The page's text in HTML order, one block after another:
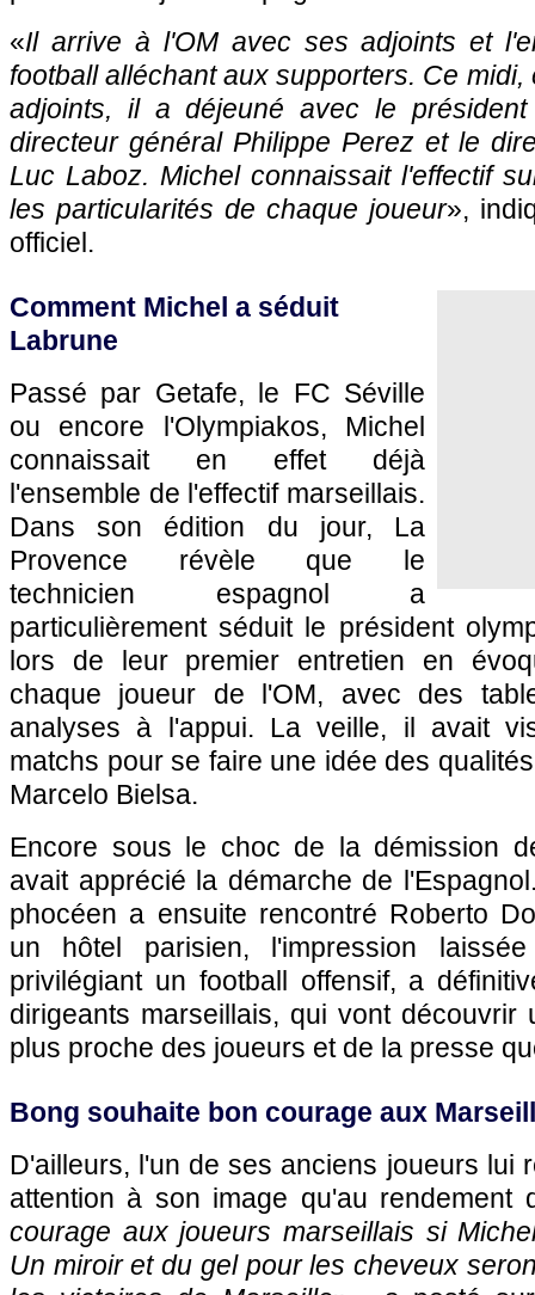
«Il arrive à l'OM avec ses adjoints et
football alléchant aux supporters. Ce
adjoints, il a déjeuné avec le
directeur général Philippe Perez et le
Luc Laboz. Michel connaissait l'effectif
les particularités de chaque joueur»,
officiel.
Comment Michel a séduit
Labrune
Passé par Getafe, le FC Séville
ou encore l'Olympiakos, Michel
connaissait en effet déjà
l'ensemble de l'effectif marseillais.
Dans son édition du jour, La
Provence révèle que le
technicien espagnol a
particulièrement séduit le président
lors de leur premier entretien en
chaque joueur de l'OM, avec des
analyses à l'appui. La veille, il avait
matchs pour se faire une idée des
Marcelo Bielsa.
Encore sous le choc de la démission
avait apprécié la démarche de
phocéen a ensuite rencontré Roberto
un hôtel parisien, l'impression
privilégiant un football offensif, a
dirigeants marseillais, qui vont découvrir
plus proche des joueurs et de la presse
Bong souhaite bon courage aux
D'ailleurs, l'un de ses anciens joueurs lui
attention à son image qu'au rendement
courage aux joueurs marseillais si
Un miroir et du gel pour les cheveux